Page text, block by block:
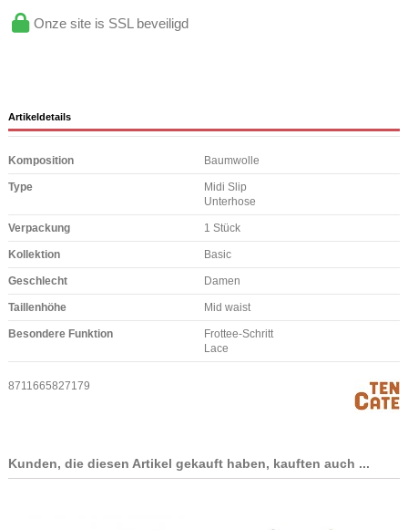
Onze site is SSL beveiligd
Artikeldetails
Komposition Baumwolle
Type
Midi Slip
Unterhose
Verpackung 1 Stück
Kollektion Basic
Geschlecht Damen
Taillenhöhe Mid waist
Besondere Funktion
Frottee-Schritt
Lace
8711665827179
Kunden, die diesen Artikel gekauft haben, kauften auch ...